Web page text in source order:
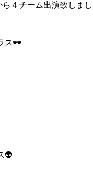
４チーム出演致しま
ス🕶
👽